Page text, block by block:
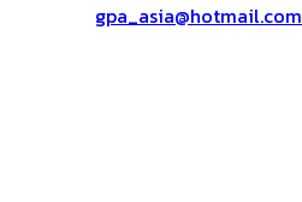
gpa_asia@hotmail.com